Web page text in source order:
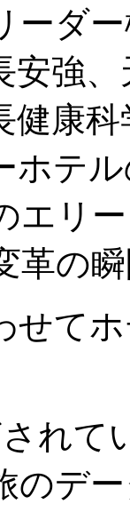
ーダ
安強
健康
ホテ
エリ
革の
せて
れて
のデ